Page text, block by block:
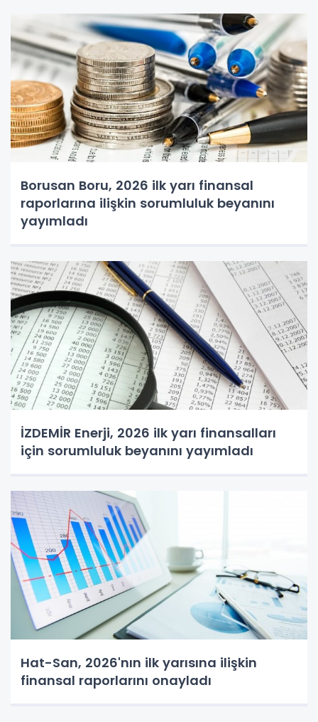
Borusan Boru, 2026 ilk yarı finansal
raporlarına ilişkin sorumluluk beyanını
yayımladı
İZDEMİR Enerji, 2026 ilk yarı finansalları
için sorumluluk beyanını yayımladı
Hat-San, 2026'nın ilk yarısına ilişkin
finansal raporlarını onayladı